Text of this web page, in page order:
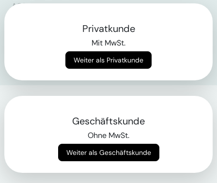
AGB
Privatkunde
Mit MwSt.
Weiter als Privatkunde
Geschäftskunde
Ohne MwSt.
Weiter als Geschäftskunde